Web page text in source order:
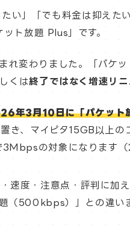
い」「でも料金は抑えた
ット放題 Plus」です。
れ変わりました。「パケ
くは終了ではなく増速リニ
年3月10日に「パケッ
き、マイピタ15GB以上の
3Mbpsの対象になります
速度・注意点・評判に加
（500kbps）」との違い